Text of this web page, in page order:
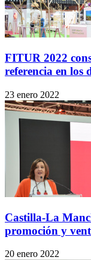
FITUR 2022
referencia en los
23 enero 2022
Castilla-La
promoción y
20 enero 2022